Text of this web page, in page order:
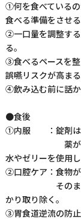
①何を食べている
食べる準備をさせる
②一口量を調整
る。
③食べるペース
誤嚥リスクが高ま
④飲み込む前に話
●食後
①内服 ：錠剤は口
薬が飲みづら
水やゼリーを使用し
②口腔ケア：食物が
そのまま放置
かり取り除く。
③胃食道逆流の防